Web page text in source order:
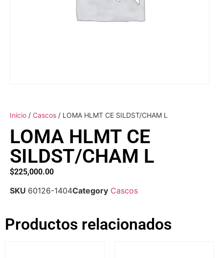
Inicio / Cascos / LOMA HLMT CE SILDST/CHAM L
LOMA HLMT CE
SILDST/CHAM L
$225,000.00
SKU 60126-1404Category Cascos
Productos relacionados